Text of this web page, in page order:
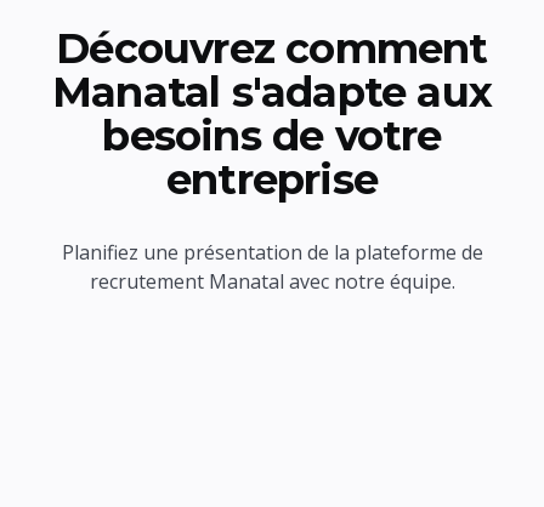
Découvrez comment
Manatal s'adapte aux
besoins de votre
entreprise
Planifiez une présentation de la plateforme de
recrutement Manatal avec notre équipe.